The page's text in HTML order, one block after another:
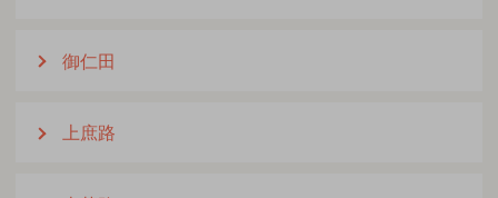
御仁田
上庶路